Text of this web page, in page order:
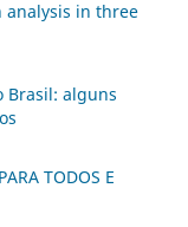
analysis in three
Brasil: alguns
TODOS E